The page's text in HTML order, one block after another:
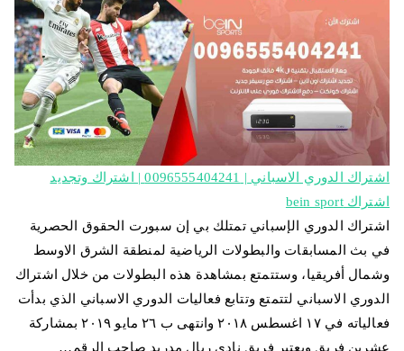
اشتراك الدوري الاسباني | 0096555404241 | اشتراك وتجديد
اشتراك bein sport
اشتراك الدوري الإسباني تمتلك بي إن سبورت الحقوق الحصرية
في بث المسابقات والبطولات الرياضية لمنطقة الشرق الاوسط
وشمال أفريقيا، وستتمتع بمشاهدة هذه البطولات من خلال اشتراك
الدوري الاسباني لتتمتع وتتابع فعاليات الدوري الاسباني الذي بدأت
فعالياته في ١٧ اغسطس ٢٠١٨ وانتهى ب ٢٦ مايو ٢٠١٩ بمشاركة
عشرين فريق ويعتبر فريق نادي ريال مدريد صاحب الرقم…